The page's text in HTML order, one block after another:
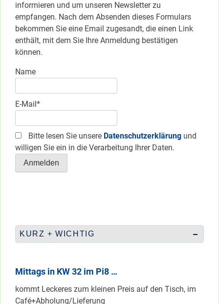
informieren und um unseren Newsletter zu
empfangen. Nach dem Absenden dieses Formulars
bekommen Sie eine Email zugesandt, die einen Link
enthält, mit dem Sie Ihre Anmeldung bestätigen
können.
Name
E-Mail*
Bitte lesen Sie unsere Datenschutzerklärung und
willigen Sie ein in die Verarbeitung Ihrer Daten.
KURZ + WICHTIG
Mittags in KW 32 im Pi8 …
kommt Leckeres zum kleinen Preis auf den Tisch, im
Café+Abholung/Lieferung